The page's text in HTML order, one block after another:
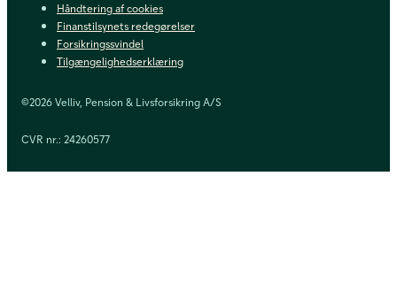
Håndtering af cookies
Finanstilsynets redegørelser
Forsikringssvindel
Tilgængelighedserklæring
©2026 Velliv, Pension & Livsforsikring A/S
CVR nr.: 24260577